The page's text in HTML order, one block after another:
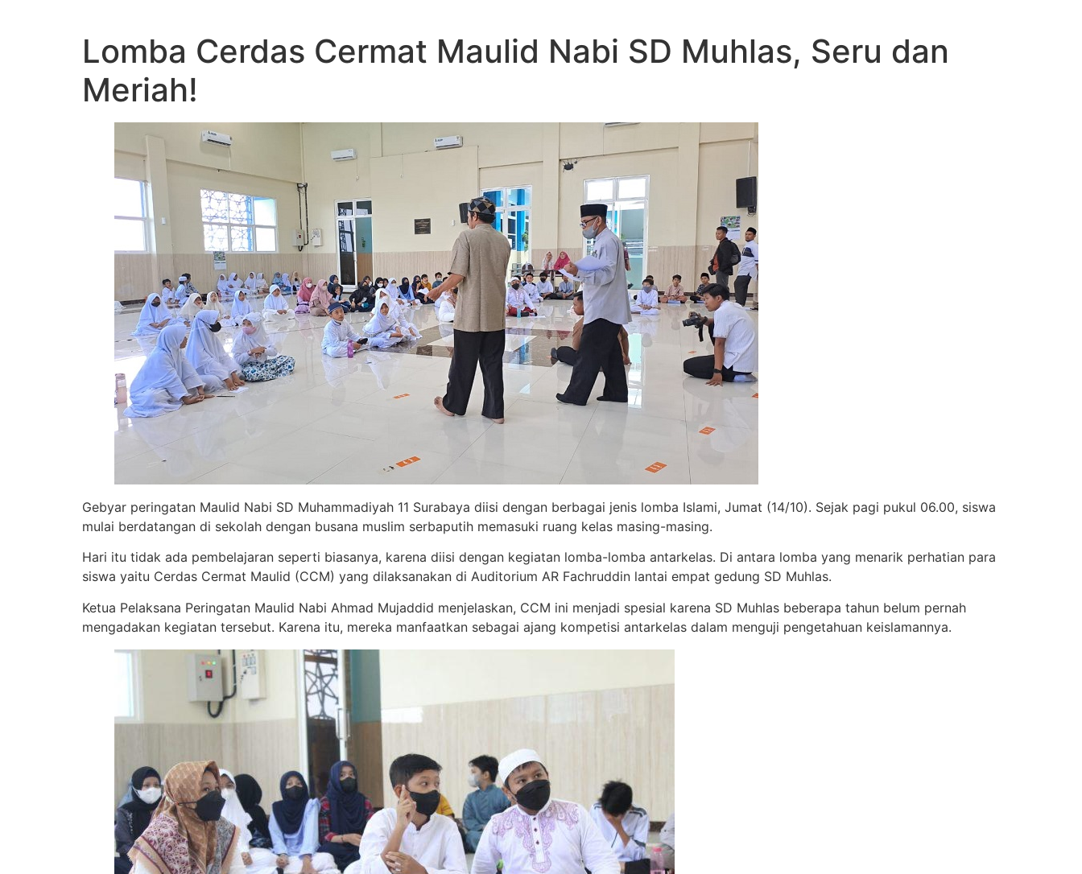
Lomba Cerdas Cermat Maulid Nabi SD Muhlas, Seru dan
Meriah!
Gebyar peringatan Maulid Nabi SD Muhammadiyah 11 Surabaya diisi dengan berbagai jenis lomba Islami, Jumat (14/10). Sejak pagi pukul 06.00, siswa
mulai berdatangan di sekolah dengan busana muslim serbaputih memasuki ruang kelas masing-masing.
Hari itu tidak ada pembelajaran seperti biasanya, karena diisi dengan kegiatan lomba-lomba antarkelas. Di antara lomba yang menarik perhatian para
siswa yaitu Cerdas Cermat Maulid (CCM) yang dilaksanakan di Auditorium AR Fachruddin lantai empat gedung SD Muhlas.
Ketua Pelaksana Peringatan Maulid Nabi Ahmad Mujaddid menjelaskan, CCM ini menjadi spesial karena SD Muhlas beberapa tahun belum pernah
mengadakan kegiatan tersebut. Karena itu, mereka manfaatkan sebagai ajang kompetisi antarkelas dalam menguji pengetahuan keislamannya.